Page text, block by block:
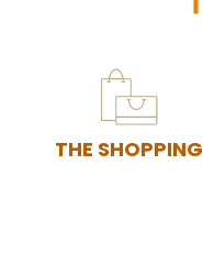
THE SHOPPING